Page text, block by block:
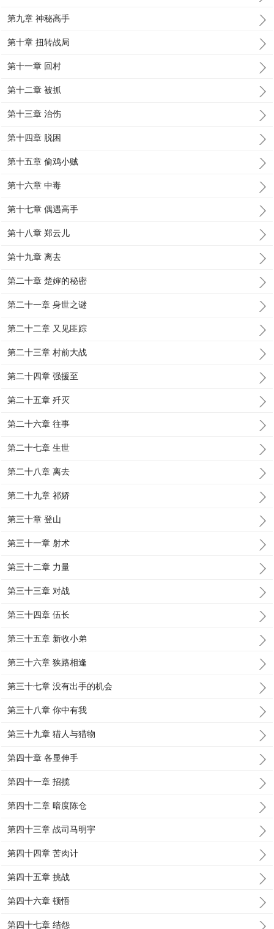
第九章 神秘高手
第十章 扭转战局
第十一章 回村
第十二章 被抓
第十三章 治伤
第十四章 脱困
第十五章 偷鸡小贼
第十六章 中毒
第十七章 偶遇高手
第十八章 郑云儿
第十九章 离去
第二十章 楚婶的秘密
第二十一章 身世之谜
第二十二章 又见匪踪
第二十三章 村前大战
第二十四章 强援至
第二十五章 歼灭
第二十六章 往事
第二十七章 生世
第二十八章 离去
第二十九章 祁娇
第三十章 登山
第三十一章 射术
第三十二章 力量
第三十三章 对战
第三十四章 伍长
第三十五章 新收小弟
第三十六章 狭路相逢
第三十七章 没有出手的机会
第三十八章 你中有我
第三十九章 猎人与猎物
第四十章 各显伸手
第四十一章 招揽
第四十二章 暗度陈仓
第四十三章 战司马明宇
第四十四章 苦肉计
第四十五章 挑战
第四十六章 顿悟
第四十七章 结怨